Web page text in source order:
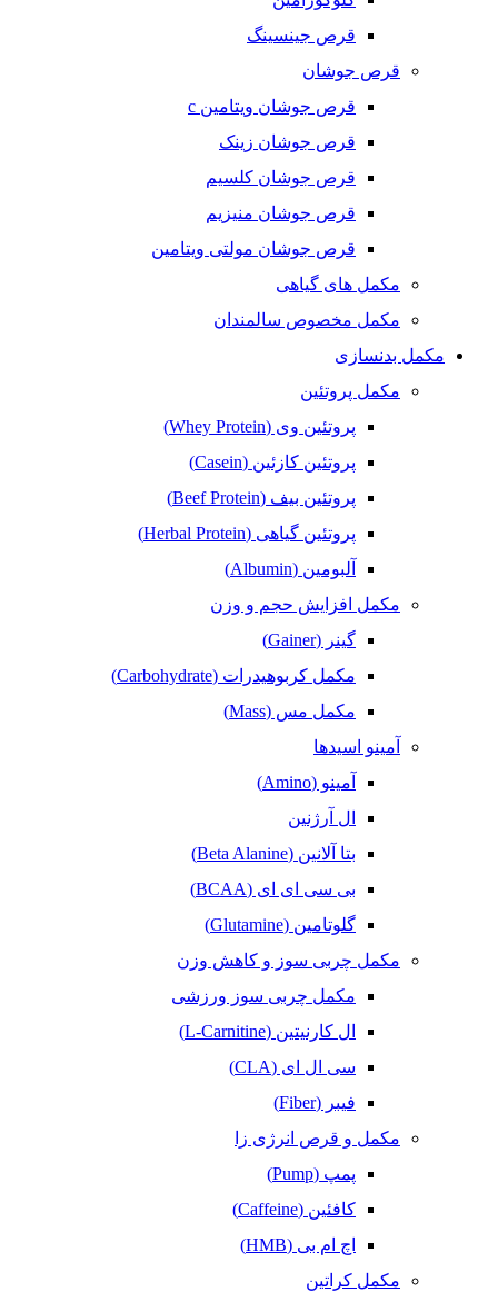
قرص جینسینگ
قرص جوشان
قرص جوشان ویتامین c
قرص جوشان زینک
قرص جوشان کلسیم
قرص جوشان منیزیم
قرص جوشان مولتی ویتامین
مکمل های گیاهی
مکمل مخصوص سالمندان
مکمل بدنسازی
مکمل پروتئین
پروتئین وی (Whey Protein)
پروتئین کازئین (Casein)
پروتئین بیف (Beef Protein)
پروتئین گیاهی (Herbal Protein)
آلبومین (Albumin)
مکمل افزایش حجم و وزن
گینر (Gainer)
مکمل کربوهیدرات (Carbohydrate)
مکمل مس (Mass)
آمینو اسیدها
آمینو (Amino)
ال آرژنین
بتا آلانین (Beta Alanine)
بی سی ای ای (BCAA)
گلوتامین (Glutamine)
مکمل‌ چربی‌ سوز و کاهش وزن
مکمل چربی سوز ورزشی
ال کارنیتین (L-Carnitine)
سی ال ای (CLA)
فیبر (Fiber)
مکمل و قرص انرژی زا
پمپ (Pump)
کافئین (Caffeine)
اچ ام بی (HMB)
مکمل کراتین